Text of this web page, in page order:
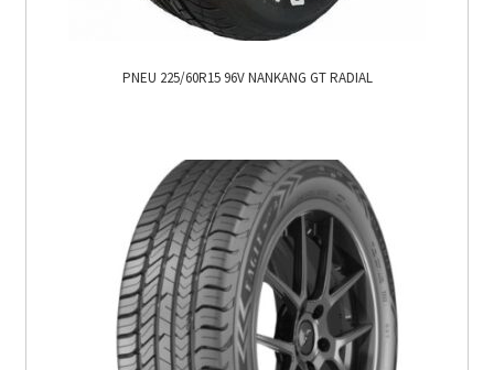
PNEU 225/60R15 96V NANKANG GT RADIAL